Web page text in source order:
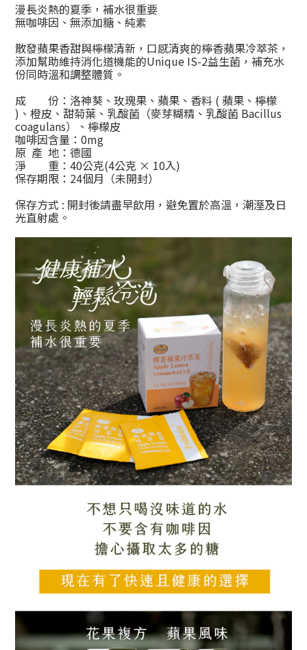
漫長炎熱的夏季， 補水很重要
無咖啡因、無添加糖、純素
散發蘋果香甜與檸檬清新，口感清爽的檸香蘋果冷萃茶，
添加幫助維持消化道機能的Unique IS-2益生菌，補充水
份同時溫和調整體質。
成 份： 洛神葵、玫瑰果、蘋果、香料 ( 蘋果、檸檬
)、橙皮、 甜菊葉、乳酸菌（麥芽糊精、乳酸菌 Bacillus
coagulans）、 檸檬皮
咖啡因含量：0mg
原 產 地：德國
淨 重：40公克(4公克 × 10入)
保存期限：24個月（未開封）
保存方式 : 開封後請盡早飲用，避免置於高溫，潮溼及日
光直射處。